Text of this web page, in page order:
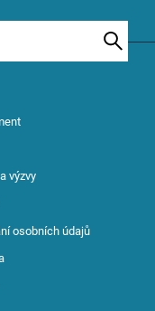
výzvy
osobních údajů